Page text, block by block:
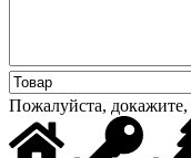
Пожалуйста,